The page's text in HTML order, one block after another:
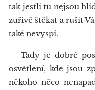
tak jestli tu nejsou
zuřivě štěkat a rušit
také nevyspí.
Tady je dobré
osvětlení, kde jsou
někoho něco